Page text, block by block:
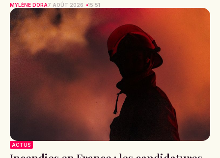
MYLÈNE DORA7 AOÛT 2026 15:51
ACTUS